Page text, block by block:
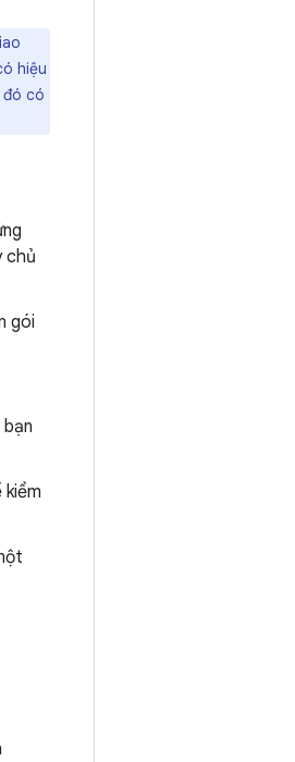
hiệu
đó có
chủ
gói